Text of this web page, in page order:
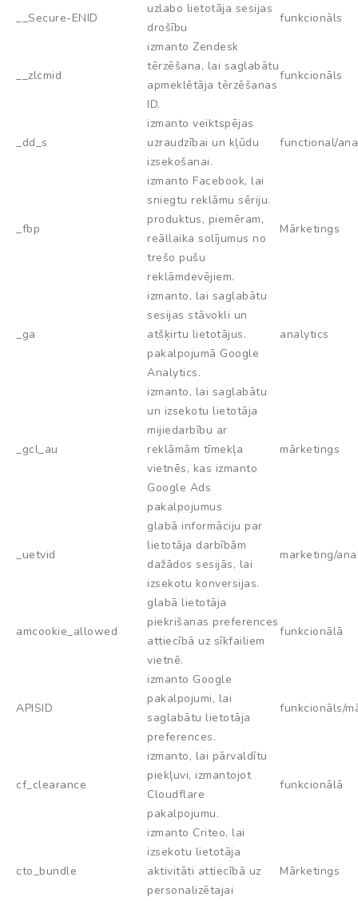
__Secure-ENID
uzlabo lietotāja sesijas
drošību
funkcionāls
__zlcmid
izmanto Zendesk
tērzēšana, lai saglabātu
apmeklētāja tērzēšanas
ID.
funkcionāls
_dd_s
izmanto veiktspējas
uzraudzībai un kļūdu
izsekošanai.
functional/
_fbp
izmanto Facebook, lai
sniegtu reklāmu sēriju.
produktus, piemēram,
reāllaika solījumus no
trešo pušu
reklāmdevējiem.
Mārketings
_ga
izmanto, lai saglabātu
sesijas stāvokli un
atšķirtu lietotājus.
pakalpojumā Google
Analytics.
analytics
_gcl_au
izmanto, lai saglabātu
un izsekotu lietotāja
mijiedarbību ar
reklāmām tīmekļa
vietnēs, kas izmanto
Google Ads
pakalpojumus
mārketings
_uetvid
glabā informāciju par
lietotāja darbībām
dažādos sesijās, lai
izsekotu konversijas.
marketing/
amcookie_allowed
glabā lietotāja
piekrišanas preferences
attiecībā uz sīkfailiem
vietnē.
funkcionālā
APISID
izmanto Google
pakalpojumi, lai
saglabātu lietotāja
preferences.
funkcionāls/
cf_clearance
izmanto, lai pārvaldītu
piekļuvi, izmantojot
Cloudflare
pakalpojumu.
funkcionālā
cto_bundle
izmanto Criteo, lai
izsekotu lietotāja
aktivitāti attiecībā uz
personalizētajai
Mārketings